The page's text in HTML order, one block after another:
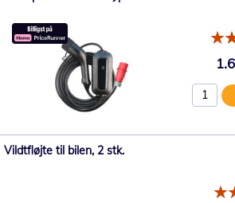
Vildtfløjte til bilen, 2 stk.